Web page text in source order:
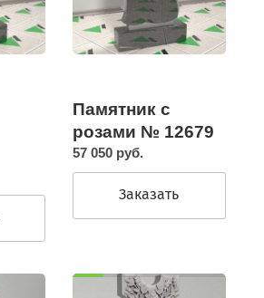
Памятник с
розами № 12679
57 050 руб.
Заказать